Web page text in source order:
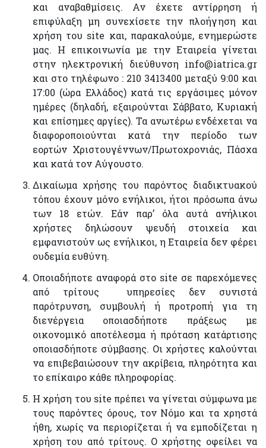
και αναβαθμίσεις. Αν έχετε αντίρρηση ή
επιφύλαξη μη συνεχίσετε την πλοήγηση και
χρήση του site και, παρακαλούμε, ενημερώστε
μας. Η επικοινωνία με την Εταιρεία γίνεται
στην ηλεκτρονική διεύθυνση info@iatrica.gr
και στο τηλέφωνο : 210 3413400 μεταξύ 9:00 και
17:00 (ώρα Ελλάδος) κατά τις εργάσιμες μόνον
ημέρες (δηλαδή, εξαιρούνται Σάββατο, Κυριακή
και επίσημες αργίες). Τα ανωτέρω ενδέχεται να
διαφοροποιούνται κατά την περίοδο των
εορτών Χριστουγέννων/Πρωτοχρονιάς, Πάσχα
και κατά τον Αύγουστο.
Δικαίωμα χρήσης του παρόντος διαδικτυακού
τόπου έχουν μόνο ενήλικοι, ήτοι πρόσωπα άνω
των 18 ετών. Εάν παρ’ όλα αυτά ανήλικοι
χρήστες δηλώσουν ψευδή στοιχεία και
εμφανιστούν ως ενήλικοι, η Εταιρεία δεν φέρει
ουδεμία ευθύνη.
Οποιαδήποτε αναφορά στο site σε παρεχόμενες
από τρίτους υπηρεσίες δεν συνιστά
παρότρυνση, συμβουλή ή προτροπή για τη
διενέργεια οποιασδήποτε πράξεως με
οικονομικό αποτέλεσμα ή πρόταση κατάρτισης
οποιασδήποτε σύμβασης. Οι χρήστες καλούνται
να επιβεβαιώσουν την ακρίβεια, πληρότητα και
το επίκαιρο κάθε πληροφορίας.
Η χρήση του site πρέπει να γίνεται σύμφωνα με
τους παρόντες όρους, τον Νόμο και τα χρηστά
ήθη, χωρίς να περιορίζεται ή να εμποδίζεται η
χρήση του από τρίτους. Ο χρήστης οφείλει να